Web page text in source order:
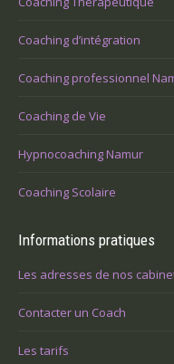
Coaching d’intégration
Coaching professionnel
Coaching de Vie
Hypnocoaching Namur
Coaching Scolaire
Informations pratiques
Les adresses de nos
Contacter un Coach
Les tarifs